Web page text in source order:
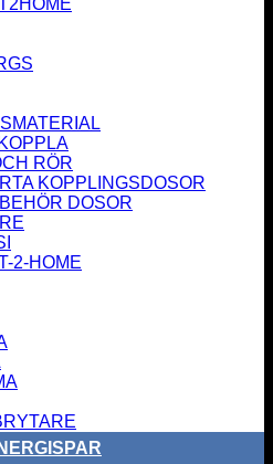
RÖR
KOPPLINGSDOSOR
DOSOR
2-HOME